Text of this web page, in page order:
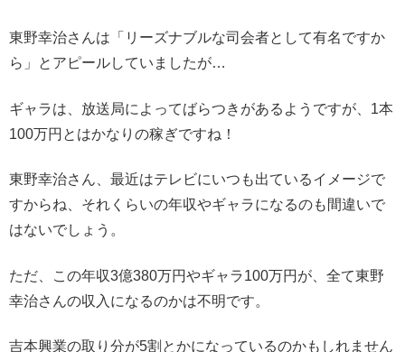
東野幸治さんは「リーズナブルな司会者として有名ですか
ら」とアピールしていましたが…
ギャラは、放送局によってばらつきがあるようですが、1本
100万円とはかなりの稼ぎですね！
東野幸治さん、最近はテレビにいつも出ているイメージで
すからね、それくらいの年収やギャラになるのも間違いで
はないでしょう。
ただ、この年収3億380万円やギャラ100万円が、全て東野
幸治さんの収入になるのかは不明です。
吉本興業の取り分が5割とかになっているのかもしれません